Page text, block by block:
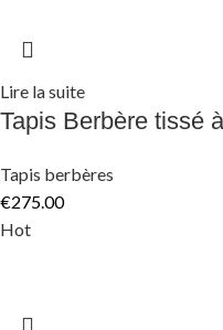
Lire la suite
Tapis Berbère tissé
Tapis berbères
€275.00
Hot